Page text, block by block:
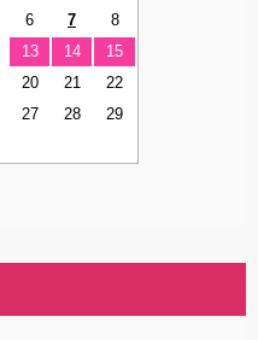
6 7
8
13 14
15
20 21
22
27 28
29